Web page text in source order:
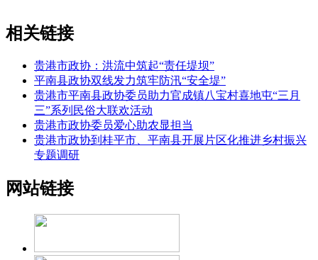
相关链接
贵港市政协：洪流中筑起“责任堤坝”
平南县政协双线发力筑牢防汛“安全堤”
贵港市平南县政协委员助力官成镇八宝村喜地屯“三月
三”系列民俗大联欢活动
贵港市政协委员爱心助农显担当
贵港市政协到桂平市、平南县开展片区化推进乡村振兴
专题调研
网站链接